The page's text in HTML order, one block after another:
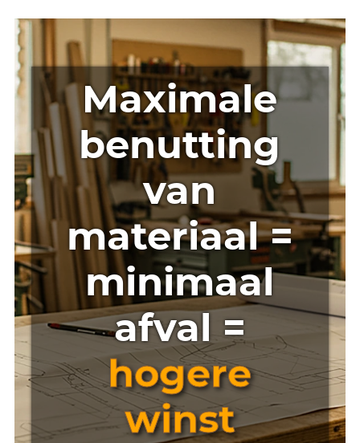
Maximale
benutting
van
materiaal =
minimaal
afval =
hogere
winst